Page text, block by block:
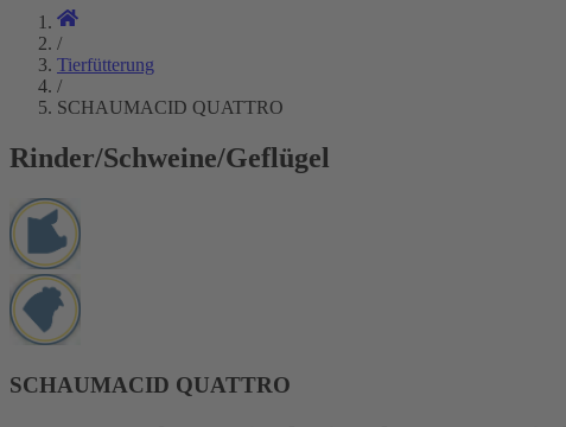
/
Tierfütterung
/
SCHAUMACID QUATTRO
Rinder/Schweine/Geflügel
SCHAUMACID QUATTRO